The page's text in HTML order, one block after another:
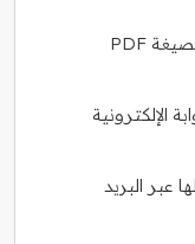
تجهيز جميع المستندات المطلوبة بصيغة PDF
الإلكترونية
عبر البريد